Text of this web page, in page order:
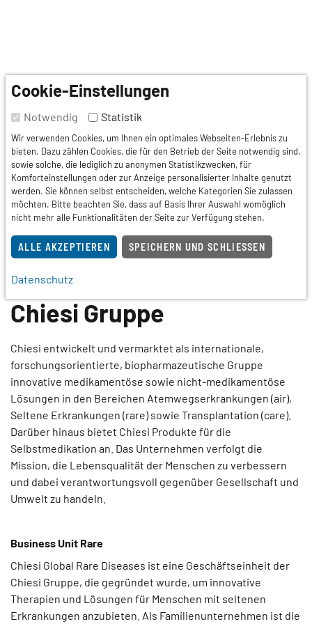
Basismitglied
Chiesi Gruppe
Chiesi entwickelt und vermarktet als internationale,
forschungsorientierte, biopharmazeutische Gruppe
innovative medikamentöse sowie nicht-medikamentöse
Lösungen in den Bereichen Atemwegserkrankungen (air),
Seltene Erkrankungen (rare) sowie Transplantation (care).
Darüber hinaus bietet Chiesi Produkte für die
Selbstmedikation an. Das Unternehmen verfolgt die
Mission, die Lebensqualität der Menschen zu verbessern
und dabei verantwortungsvoll gegenüber Gesellschaft und
Umwelt zu handeln.
Business Unit Rare
Chiesi Global Rare Diseases ist eine Geschäftseinheit der
Chiesi Gruppe, die gegründet wurde, um innovative
Therapien und Lösungen für Menschen mit seltenen
Erkrankungen anzubieten. Als Familienunternehmen ist die
Cookie-Einstellungen
Notwendig Statistik
Wir verwenden Cookies, um Ihnen ein optimales Webseiten-Erlebnis zu
bieten. Dazu zählen Cookies, die für den Betrieb der Seite notwendig sind,
sowie solche, die lediglich zu anonymen Statistikzwecken, für
Komforteinstellungen oder zur Anzeige personalisierter Inhalte genutzt
werden. Sie können selbst entscheiden, welche Kategorien Sie zulassen
möchten. Bitte beachten Sie, dass auf Basis Ihrer Auswahl womöglich
nicht mehr alle Funktionalitäten der Seite zur Verfügung stehen.
ALLE AKZEPTIEREN SPEICHERN UND SCHLIESSEN
Datenschutz